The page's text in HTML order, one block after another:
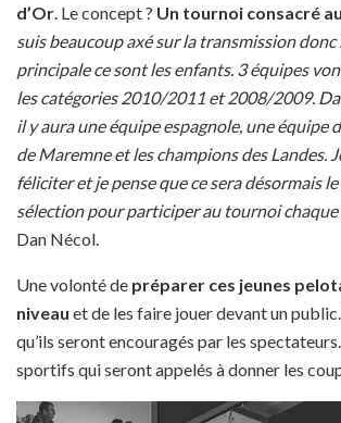
d’Or . Le concept ? Un tournoi consacré
suis beaucoup axé sur la transmission
principale ce sont les enfants. 3 équipes
les catégories 2010/2011 et 2008/2009.
il y aura une équipe espagnole, une équipe
de Maremne et les champions des Landes.
féliciter et je pense que ce sera désormais
sélection pour participer au tournoi chaque
Dan Nécol.
Une volonté de préparer ces jeunes
niveau et de les faire jouer devant un
qu’ils seront encouragés par les
sportifs qui seront appelés à donner les